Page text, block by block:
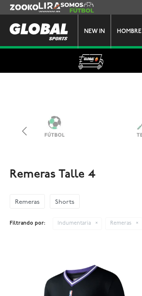
NEW IN HOMBRE
Zooko Lira Somos Futbol
Remeras Talle 4
Remeras Shorts
Filtrando por: Indumentaria Remeras